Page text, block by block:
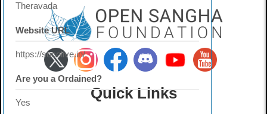
Theravada
Website URL
https://socolive.in/
Are you a Ordained?
Yes
Quick Links